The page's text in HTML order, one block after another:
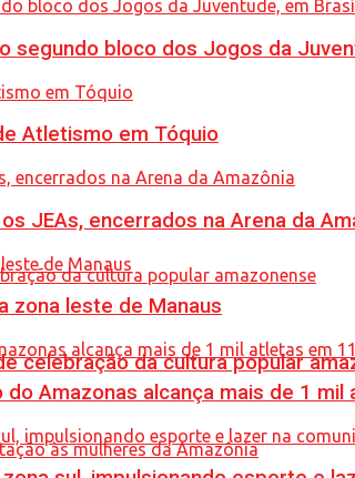
celebração da cultura popular
segundo bloco dos Jogos da
Atletismo em Tóquio
JEAs, encerrados na Arena da
zona leste de Manaus
do Amazonas alcança mais de 1